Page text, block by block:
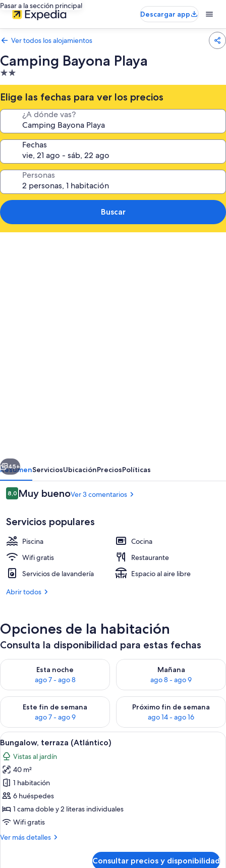
Pasar a la sección principal
Descargar app
Ver todos los alojamientos
Camping Bayona Playa
Alojamiento
de
2.0 estrellas
Elige las fechas para ver los precios
¿A dónde vas?
Fechas
Personas
Buscar
Senderismo
Siguiente
45+
ResumenServiciosUbicaciónPreciosPolíticas
Comentarios
8,08,0 de 10
Muy buenoVer 3 comentarios
Servicios populares
Piscina
Cocina
Wifi gratis
Restaurante
Servicios de lavandería
Espacio al aire libre
Abrir todos
Opciones de la habitación
Consulta la disponibilidad para estas fechas
Esta noche
ago 7 - ago 8
Consulta la disponibilidad para esta noche, ago 7 - ago 8
Mañana
ago 8 - ago 9
Consulta la disponibilidad
Este fin de semana
ago 7 - ago 9
Consulta la disponibilidad para este fin de semana, ago 7 -
Próximo fin de semana
ago 14 - ago 16
Consulta la disponibilidad
Abrir
todas
las
fotos
de
Bungalow,
terraza
(Atlántico)
Interior de una cabaña de madera
6
Bungalow, terraza (Atlántico)
Vistas al jardín
40 m²
1 habitación
6 huéspedes
1 cama doble y 2 literas individuales
Wifi gratis
Ver más detalles
Más
Consultar precios y disponibilidad